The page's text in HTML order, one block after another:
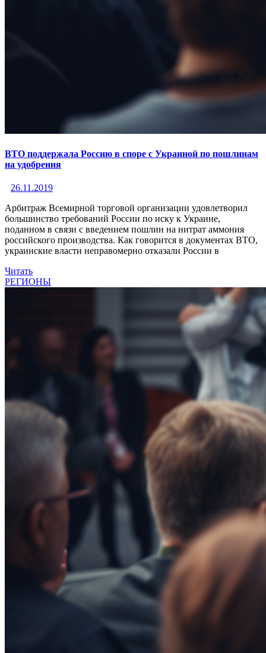
ВТО поддержала Россию в споре с Украиной по пошлинам
на удобрения
26.11.2019
Арбитраж Всемирной торговой организации удовлетворил
большинство требований России по иску к Украине,
поданном в связи с введением пошлин на нитрат аммония
российского производства. Как говорится в документах ВТО,
украинские власти неправомерно отказали России в
Читать
РЕГИОНЫ